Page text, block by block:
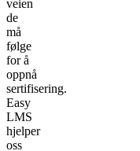
veien
de
må
følge
for å
oppnå
sertifisering.
Easy
LMS
hjelper
oss